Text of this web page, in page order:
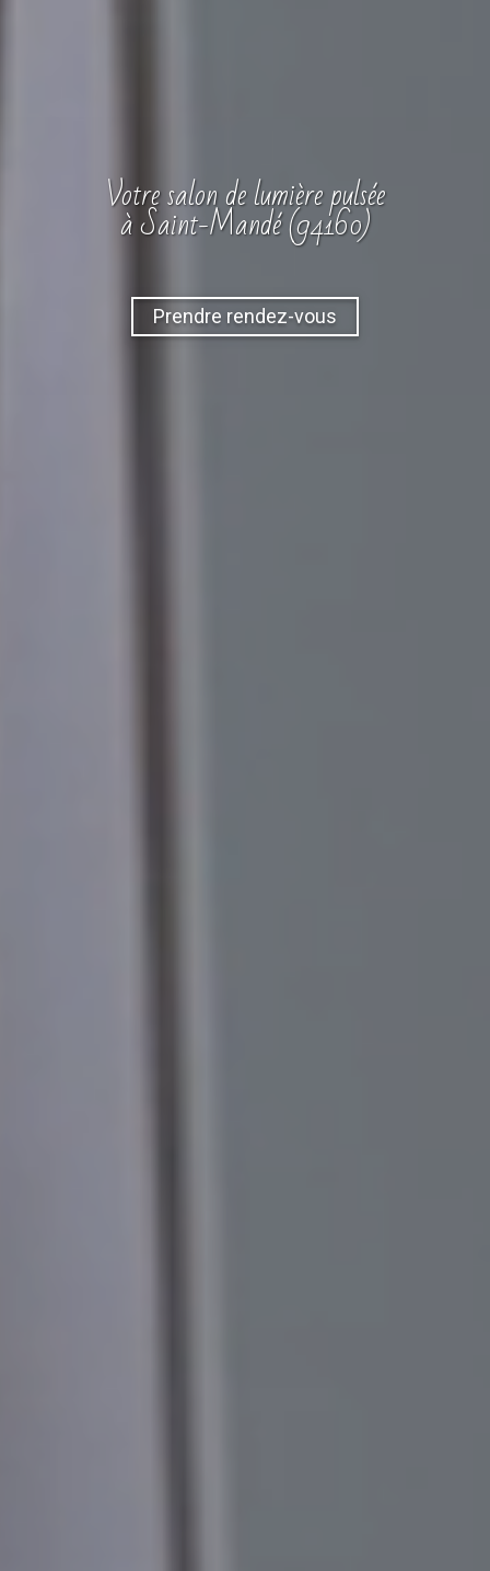
Votresalonde lumière pulsée
à Saint-Mandé (94160)
Prendre rendez-vous